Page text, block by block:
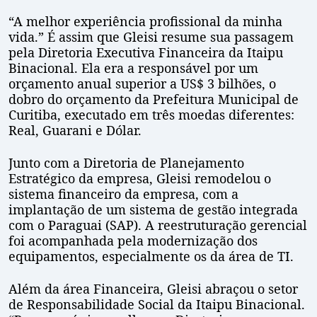
“A melhor experiência profissional da minha
vida.” É assim que Gleisi resume sua passagem
pela Diretoria Executiva Financeira da Itaipu
Binacional. Ela era a responsável por um
orçamento anual superior a US$ 3 bilhões, o
dobro do orçamento da Prefeitura Municipal de
Curitiba, executado em três moedas diferentes:
Real, Guarani e Dólar.
Junto com a Diretoria de Planejamento
Estratégico da empresa, Gleisi remodelou o
sistema financeiro da empresa, com a
implantação de um sistema de gestão integrada
com o Paraguai (SAP). A reestruturação gerencial
foi acompanhada pela modernização dos
equipamentos, especialmente os da área de TI.
Além da área Financeira, Gleisi abraçou o setor
de Responsabilidade Social da Itaipu Binacional.